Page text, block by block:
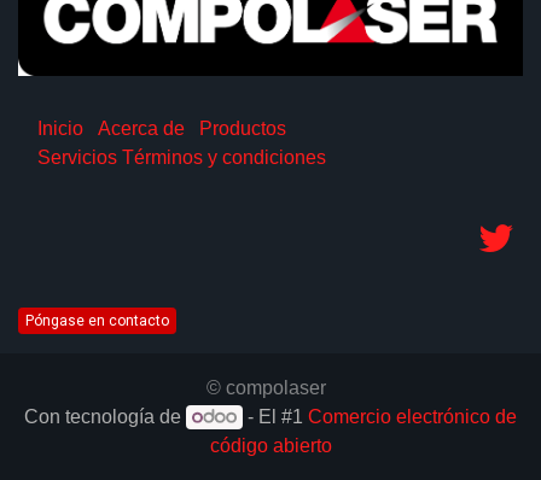
Inicio Acerca de
Productos
Servicios Términos y condiciones
Póngase en contacto
© compolaser
Con tecnología de
- El #1 Comercio electrónico de
código abierto